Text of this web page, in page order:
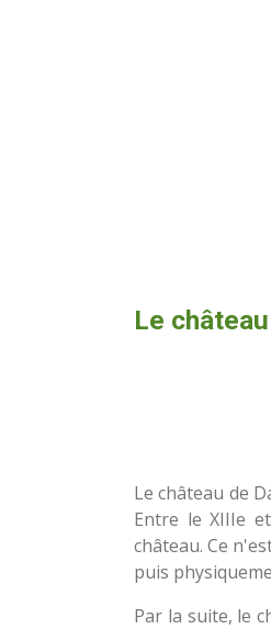
Le château
Le château de
Entre le XIIIe
château. Ce
puis
Par la suite, le